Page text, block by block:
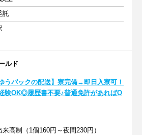
託
ルド
ゆうパックの配送】寮完備→即日入寮可！
験OK◎履歴書不要♪普通免許があればO
来高制（1個160円～夜間230円）